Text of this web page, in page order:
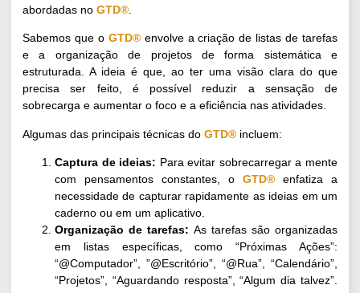
abordadas no GTD®
Sabemos que o GTD®envolve a criação de listas de tarefas
e a organização de projetos de forma sistemática e
estruturada. A ideia é que, ao ter uma visão clara do que
precisa ser feito, é possível reduzir a sensação de
sobrecarga e aumentar o foco e a eficiência nas atividades.
Algumas das principais técnicas do GTD® incluem:
Captura de ideias: Para evitar sobrecarregar a mente
com pensamentos constantes, o GTD® enfatiza a
necessidade de capturar rapidamente as ideias em um
caderno ou em um aplicativo.
Organização de tarefas: As tarefas são organizadas
em listas específicas, como “Próximas Ações”:
“@Computador”, ”@Escritório”, “@Rua”, “Calendário”,
“Projetos”, “Aguardando resposta”, “Algum dia talvez”.